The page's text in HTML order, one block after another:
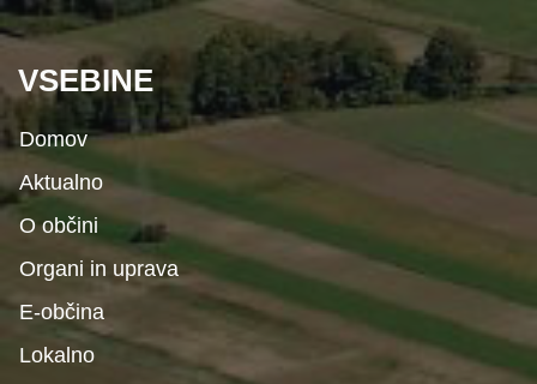
VSEBINE
Domov
Aktualno
O občini
Organi in uprava
E-občina
Lokalno